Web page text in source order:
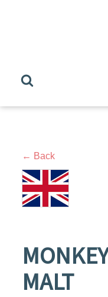
← Back
MALT